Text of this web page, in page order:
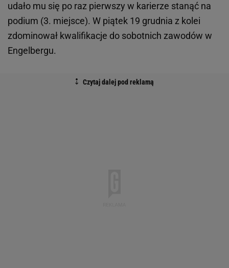
udało mu się po raz pierwszy w karierze stanąć na
podium (3. miejsce). W piątek 19 grudnia z kolei
zdominował kwalifikacje do sobotnich zawodów w
Engelbergu.